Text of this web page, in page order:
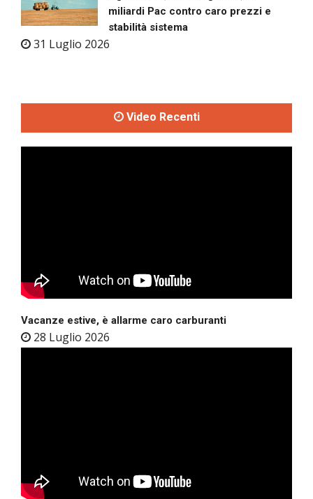
miliardi Pac contro caro prezzi e
stabilità sistema
31 Luglio 2026
Video Recenti
Vacanze estive, è allarme caro carburanti
28 Luglio 2026